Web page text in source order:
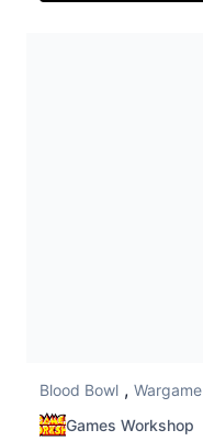
Blood Bowl , Wargame
Games Workshop